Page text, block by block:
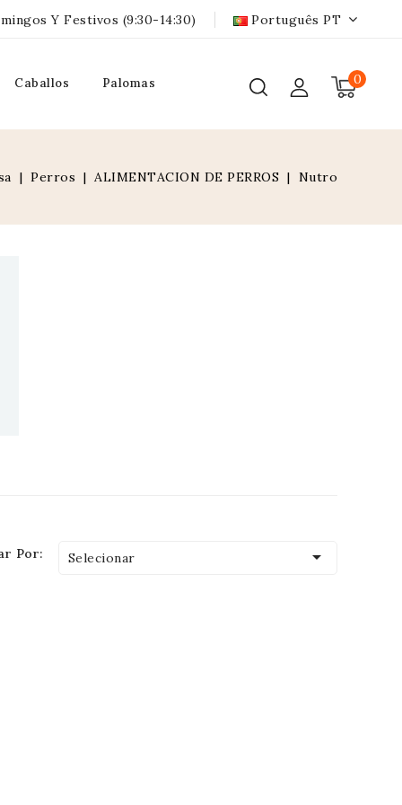
Y Festivos (9:30-14:30) Português PT
0
Caballos Palomas
Perros ALIMENTACION DE PERROS Nutro
Por: Selecionar 